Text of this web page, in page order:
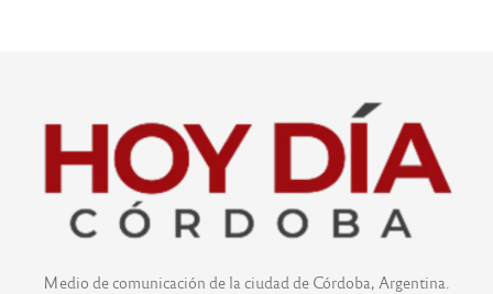
Medio de comunicación de la ciudad de Córdoba, Argentina.